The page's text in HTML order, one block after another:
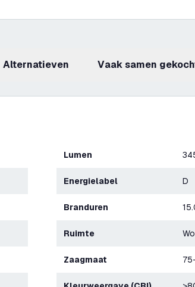
Alternatieven Vaak samen
Lumen
Energielabel D
Branduren
Ruimte
Zaagmaat